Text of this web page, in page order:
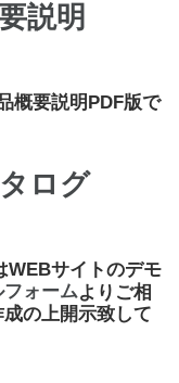
説明
概要説明PDF版で
ログ
サイトのデモ
フォームよりご相
の上開示致して